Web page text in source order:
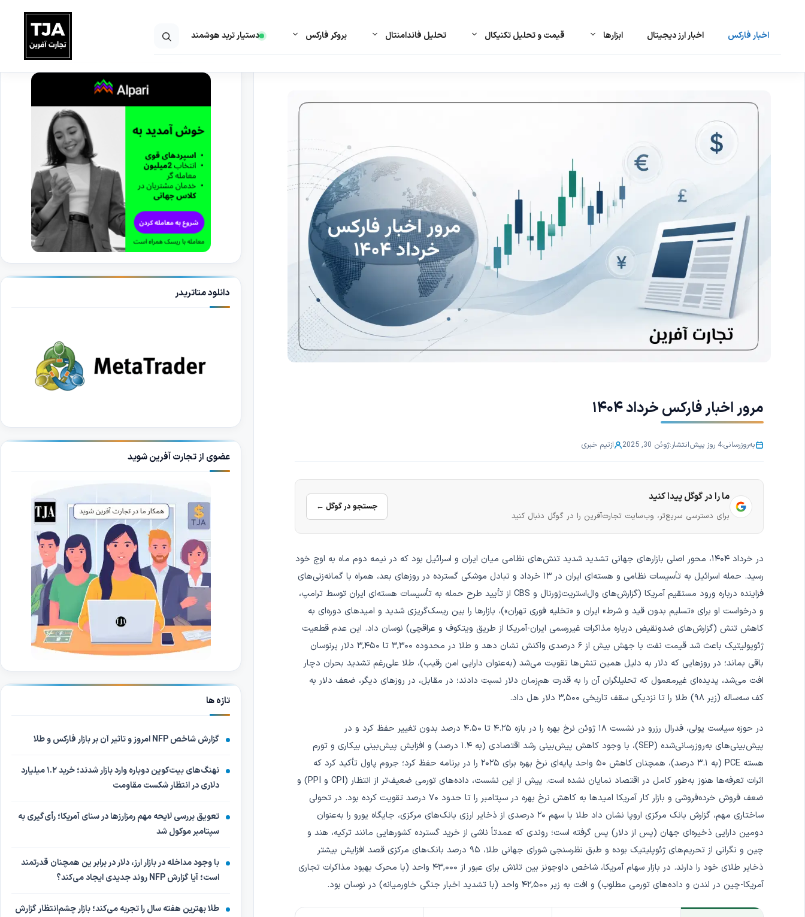
اخبار فارکس اخبار ارز دیجیتال ابزارها قیمت و تحلیل تکنیکال تحلیل فاندامنتال بروکر فارکس دستیار ترید هوشمند
مرور اخبار فارکس خرداد ۱۴۰۴
به‌روزرسانی:4 روز پیش انتشار:ژوئن 30, 2025 ازتیم خبری
ما را در گوگل پیدا کنید
برای دسترسی سریع‌تر، وب‌سایت تجارت‌آفرین را در گوگل دنبال کنید
جستجو در گوگل ←
در خرداد ۱۴۰۴، محور اصلی بازارهای جهانی تشدید شدید تنش‌های نظامی میان ایران و اسرائیل بود که در نیمه دوم ماه به اوج خود
رسید. حمله اسرائیل به تأسیسات نظامی و هسته‌ای ایران در ۱۳ خرداد و تبادل موشکی گسترده در روزهای بعد، همراه با گمانه‌زنی‌های
فزاینده درباره ورود مستقیم آمریکا (گزارش‌های وال‌استریت‌ژورنال و CBS از تأیید طرح حمله به تأسیسات هسته‌ای ایران توسط ترامپ،
و درخواست او برای «تسلیم بدون قید و شرط» ایران و «تخلیه فوری تهران»)، بازارها را بین ریسک‌گریزی شدید و امیدهای دوره‌ای به
کاهش تنش (گزارش‌های ضدونقیض درباره مذاکرات غیررسمی ایران-آمریکا از طریق ویتکوف و عراقچی) نوسان داد. این عدم قطعیت
ژئوپولیتیک باعث شد قیمت نفت با جهش بیش از ۶ درصدی واکنش نشان دهد و طلا در محدوده ۳,۳۰۰ تا ۳,۴۵۰ دلار پرنوسان
باقی بماند؛ در روزهایی که دلار به دلیل همین تنش‌ها تقویت می‌شد (به‌عنوان دارایی امن رقیب)، طلا علی‌رغم تشدید بحران دچار
افت می‌شد، پدیده‌ای غیرمعمول که تحلیلگران آن را به قدرت هم‌زمان دلار نسبت دادند؛ در مقابل، در روزهای دیگر، ضعف دلار به
کف سه‌ساله (زیر ۹۸) طلا را تا نزدیکی سقف تاریخی ۳,۵۰۰ دلار هل داد.
در حوزه سیاست پولی، فدرال رزرو در نشست ۱۸ ژوئن نرخ بهره را در بازه ۴.۲۵ تا ۴.۵۰ درصد بدون تغییر حفظ کرد و در
پیش‌بینی‌های به‌روزرسانی‌شده (SEP)، با وجود کاهش پیش‌بینی رشد اقتصادی (به ۱.۴ درصد) و افزایش پیش‌بینی بیکاری و تورم
هسته PCE (به ۳.۱ درصد)، همچنان کاهش ۵۰ واحد پایه‌ای نرخ بهره برای ۲۰۲۵ را در برنامه حفظ کرد؛ جروم پاول تأکید کرد که
اثرات تعرفه‌ها هنوز به‌طور کامل در اقتصاد نمایان نشده است. پیش از این نشست، داده‌های تورمی ضعیف‌تر از انتظار (CPI و PPI) و
ضعف فروش خرده‌فروشی و بازار کار آمریکا امیدها به کاهش نرخ بهره در سپتامبر را تا حدود ۷۰ درصد تقویت کرده بود. در تحولی
ساختاری مهم، گزارش بانک مرکزی اروپا نشان داد طلا با سهم ۲۰ درصدی از ذخایر ارزی بانک‌های مرکزی، جایگاه یورو را به‌عنوان
دومین دارایی ذخیره‌ای جهان (پس از دلار) پس گرفته است؛ روندی که عمدتاً ناشی از خرید گسترده کشورهایی مانند ترکیه، هند و
چین و نگرانی از تحریم‌های ژئوپلیتیک بوده و طبق نظرسنجی شورای جهانی طلا، ۹۵ درصد بانک‌های مرکزی قصد افزایش بیشتر
ذخایر طلای خود را دارند. در بازار سهام آمریکا، شاخص داوجونز بین تلاش برای عبور از ۴۳,۰۰۰ واحد (با محرک بهبود مذاکرات تجاری
آمریکا-چین در لندن و داده‌های تورمی مطلوب) و افت به زیر ۴۲,۵۰۰ واحد (با تشدید اخبار جنگی خاورمیانه) در نوسان بود.
دانلود متاتریدر
عضوی از تجارت آفرین شوید
تازه ها
گزارش شاخص NFP امروز و تاثیر آن بر بازار فارکس و طلا
نهنگ‌های بیت‌کوین دوباره وارد بازار شدند؛ خرید ۱.۲ میلیارد
دلاری در انتظار شکست مقاومت
تعویق بررسی لایحه مهم رمزارزها در سنای آمریکا؛ رأی‌گیری به
سپتامبر موکول شد
با وجود مداخله در بازار ارز، دلار در برابر ین همچنان قدرتمند
است؛ آیا گزارش NFP روند جدیدی ایجاد می‌کند؟
طلا بهترین هفته سال را تجربه می‌کند؛ بازار چشم‌انتظار گزارش